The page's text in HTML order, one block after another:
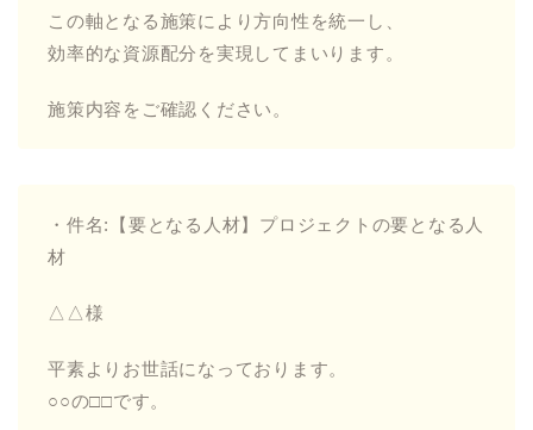
この軸となる施策により方向性を統一し、
効率的な資源配分を実現してまいります。
施策内容をご確認ください。
・件名:【要となる人材】プロジェクトの要となる人
材
△△様
平素よりお世話になっております。
○○の□□です。